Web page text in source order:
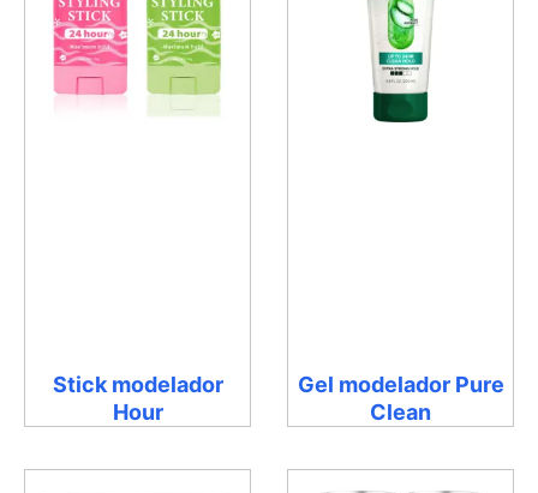
Stick modelador
Hour
Gel modelador Pure
Clean